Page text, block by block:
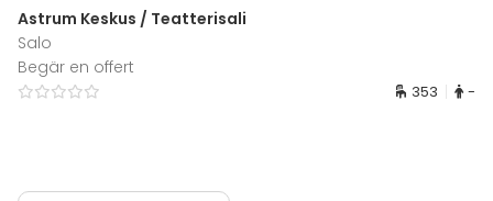
Astrum Keskus / Teatterisali
Salo
Begär en offert
353 -